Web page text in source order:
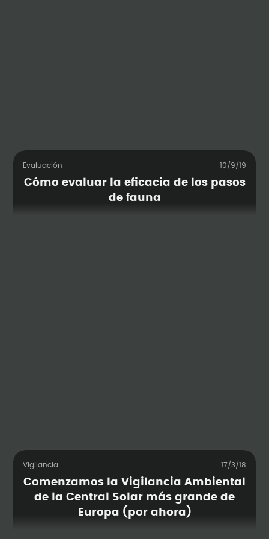
Evaluación 10/9/19
Cómo evaluar la eficacia de los pasos
de fauna
Vigilancia 17/3/18
Comenzamos la Vigilancia Ambiental
de la Central Solar más grande de
Europa (por ahora)